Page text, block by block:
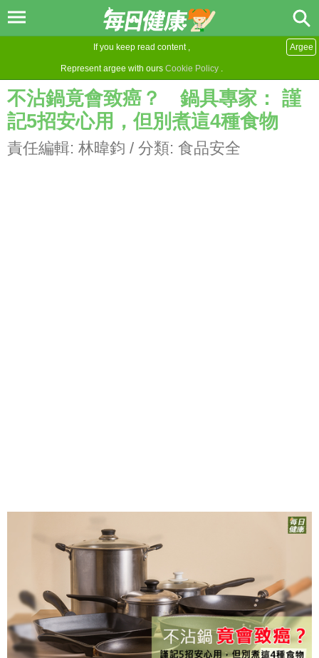
If you keep read content ,
Represent argee with ours Cookie Policy .
Argee
不沾鍋竟會致癌？ 鍋具專家： 謹
記5招安心用，但別煮這4種食物
責任編輯: 林暐鈞 / 分類: 食品安全